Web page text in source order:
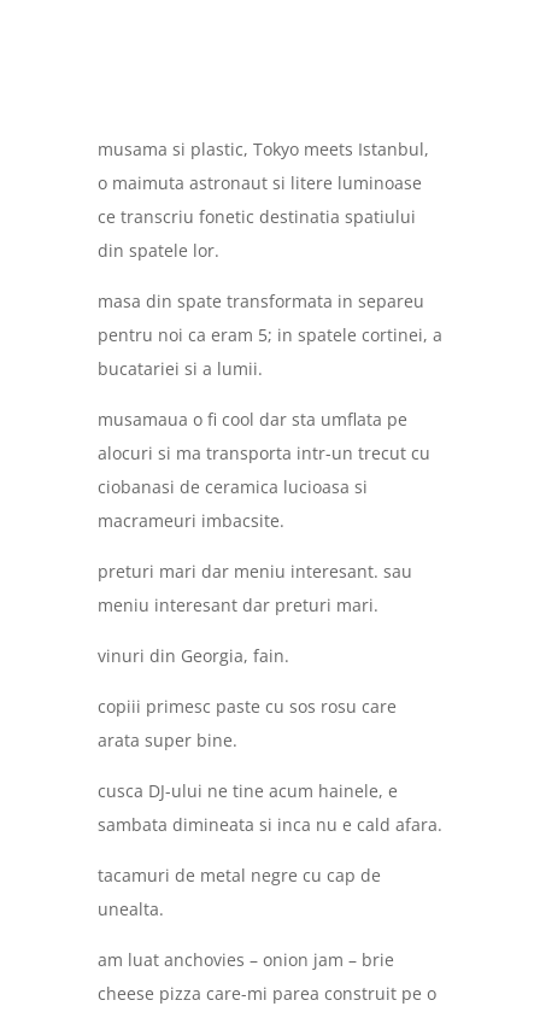
musama si plastic, Tokyo meets Istanbul,
o maimuta astronaut si litere luminoase
ce transcriu fonetic destinatia spatiului
din spatele lor.
masa din spate transformata in separeu
pentru noi ca eram 5; in spatele cortinei, a
bucatariei si a lumii.
musamaua o fi cool dar sta umflata pe
alocuri si ma transporta intr-un trecut cu
ciobanasi de ceramica lucioasa si
macrameuri imbacsite.
preturi mari dar meniu interesant. sau
meniu interesant dar preturi mari.
vinuri din Georgia, fain.
copiii primesc paste cu sos rosu care
arata super bine.
cusca DJ-ului ne tine acum hainele, e
sambata dimineata si inca nu e cald afara.
tacamuri de metal negre cu cap de
unealta.
am luat anchovies – onion jam – brie
cheese pizza care-mi parea construit pe o